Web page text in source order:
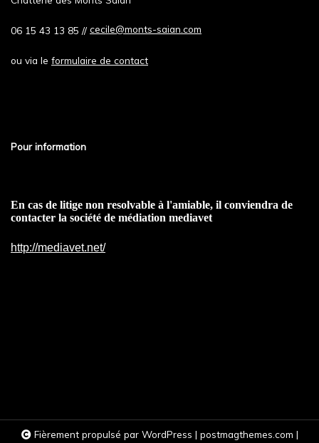
06 15 43 13 85 // cecile@monts-saian.com
ou via le formulaire de contact
Pour information
En cas de litige non resolvable à l'amiable, il conviendra de
contacter la société de médiation mediavet
http://mediavet.net/
Fièrement propulsé par WordPress | postmagthemes.com |